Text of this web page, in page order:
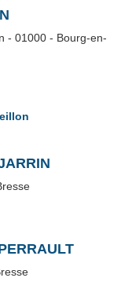
- 01000 - Bourg-en-